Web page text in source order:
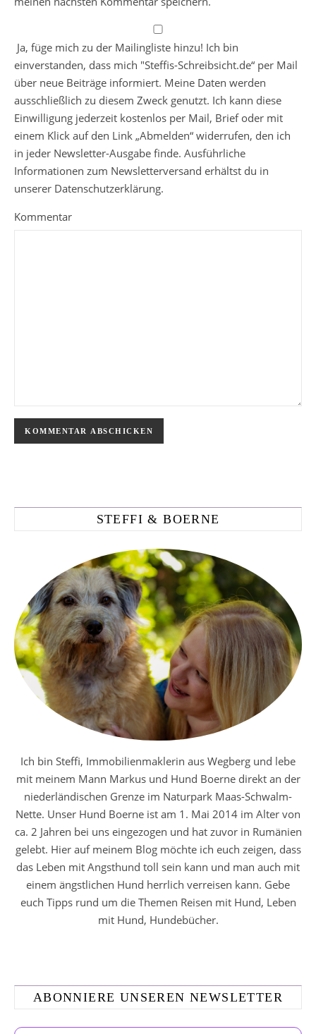
Ja, füge mich zu der Mailingliste hinzu! Ich bin
einverstanden, dass mich "Steffis-Schreibsicht.de“ per Mail
über neue Beiträge informiert. Meine Daten werden
ausschließlich zu diesem Zweck genutzt. Ich kann diese
Einwilligung jederzeit kostenlos per Mail, Brief oder mit
einem Klick auf den Link „Abmelden“ widerrufen, den ich
in jeder Newsletter-Ausgabe finde. Ausführliche
Informationen zum Newsletterversand erhältst du in
unserer Datenschutzerklärung.
Kommentar
STEFFI & BOERNE
Ich bin Steffi, Immobilienmaklerin aus Wegberg und lebe
mit meinem Mann Markus und Hund Boerne direkt an der
niederländischen Grenze im Naturpark Maas-Schwalm-
Nette. Unser Hund Boerne ist am 1. Mai 2014 im Alter von
ca. 2 Jahren bei uns eingezogen und hat zuvor in Rumänien
gelebt. Hier auf meinem Blog möchte ich euch zeigen, dass
das Leben mit Angsthund toll sein kann und man auch mit
einem ängstlichen Hund herrlich verreisen kann. Gebe
euch Tipps rund um die Themen Reisen mit Hund, Leben
mit Hund, Hundebücher.
ABONNIERE UNSEREN NEWSLETTER